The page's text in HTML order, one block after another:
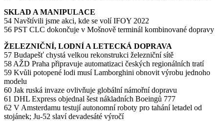
SKLAD A MANIPULACE
54 Navštívili jsme akci, kde se volí IFOY 2022
56 PST CLC dokončuje v Mošnově terminál kombinované dopravy
ŽELEZNIČNÍ, LODNÍ A LETECKÁ DOPRAVA
57 Budapešť chystá velkou rekonstrukci železniční sítě
58 AŽD Praha připravuje automatizaci českých regionálních tratí
59 Kvůli potopené lodi musí Lamborghini obnovit výrobu jednoho
modelu
60 Jak ruská invaze ovlivňuje globální námořní dopravu
61 DHL Express objednal šest nákladních Boeingů 777
62 V Amsterdamu testují autonomní roboty pro tahání letadel od
stojánek; Ju-52 slaví devadesáté výročí